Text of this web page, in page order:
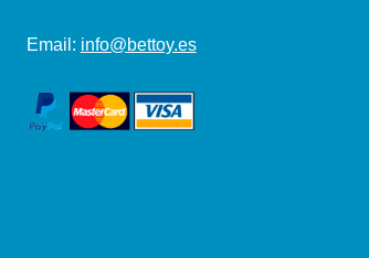
Email: info@bettoy.es